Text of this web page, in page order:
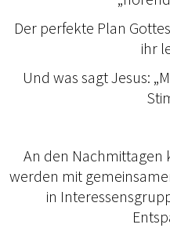
Der perfekte Plan
ihr
Und was sagt Jesus:
An den Nachmittagen
werden mit
in